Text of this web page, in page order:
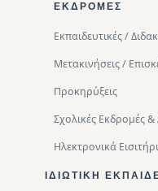
ΕΚΔΡΟΜΈΣ
Εκπαιδευτικές /
Μετακινήσεις /
Προκηρύξεις
Σχολικές Εκδρομές
Ηλεκτρονικά
ΙΔΙΩΤΙΚΉ